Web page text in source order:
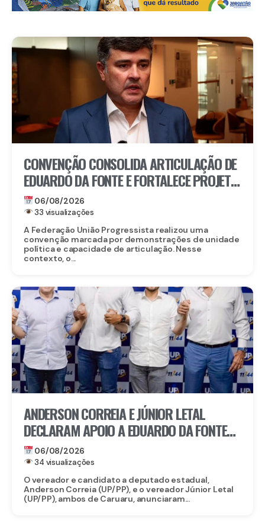
CONVENÇÃO CONSOLIDA ARTICULAÇÃO DE
EDUARDO DA FONTE E FORTALECE PROJETO
PARA O SENADO
06/08/2026
33 visualizações
A Federação União Progressista realizou uma
convenção marcada por demonstrações de unidade
política e capacidade de articulação. Nesse
contexto, o...
ANDERSON CORREIA E JÚNIOR LETAL
DECLARAM APOIO A EDUARDO DA FONTE
PARA O SENADO E LULA DA FONTE PARA
DEPUTADO FEDERAL
06/08/2026
34 visualizações
O vereador e candidato a deputado estadual,
Anderson Correia (UP/PP), e o vereador Júnior Letal
(UP/PP), ambos de Caruaru, anunciaram...